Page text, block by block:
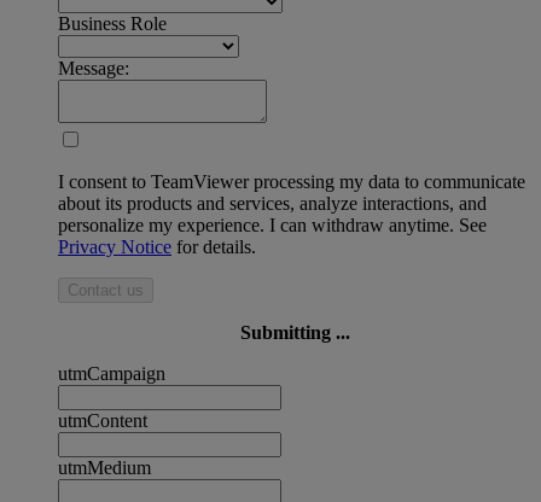
Business Role
Message:
I consent to TeamViewer processing my data to communicate
about its products and services, analyze interactions, and
personalize my experience. I can withdraw anytime. See
Privacy Notice for details.
Contact us
Submitting ...
utmCampaign
utmContent
utmMedium